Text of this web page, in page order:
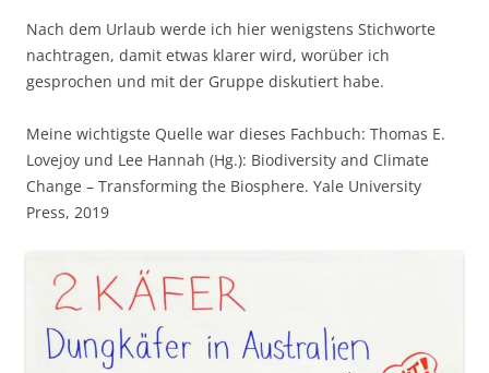
Nach dem Urlaub werde ich hier wenigstens Stichworte
nachtragen, damit etwas klarer wird, worüber ich
gesprochen und mit der Gruppe diskutiert habe.
Meine wichtigste Quelle war dieses Fachbuch: Thomas E.
Lovejoy und Lee Hannah (Hg.): Biodiversity and Climate
Change – Transforming the Biosphere. Yale University
Press, 2019